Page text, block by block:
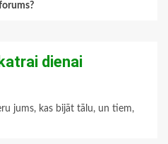
dienai
jums, kas bijāt tālu, un tiem,